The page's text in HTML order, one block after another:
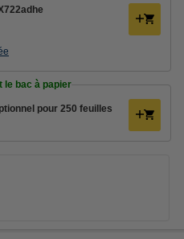
le bac à papier
pour 250 feuilles